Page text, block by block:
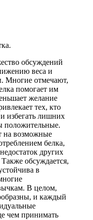
обсуждений
веса и
Многие отмечают,
помогает им
желание
тех, кто
избегать лишних
положительные.
на возможные
белка,
других
обсуждается,
в
В целом,
и каждый
чем принимать